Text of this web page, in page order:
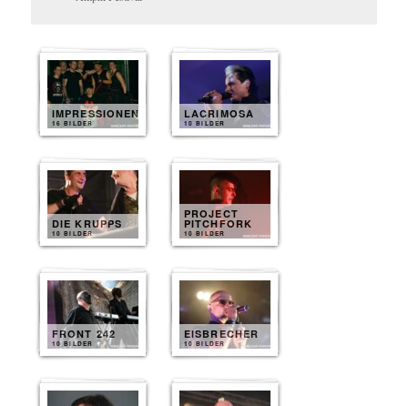
IMPRESSIONEN
16 BILDER
LACRIMOSA
10 BILDER
DIE KRUPPS
10 BILDER
PROJECT
PITCHFORK
10 BILDER
FRONT 242
10 BILDER
EISBRECHER
10 BILDER